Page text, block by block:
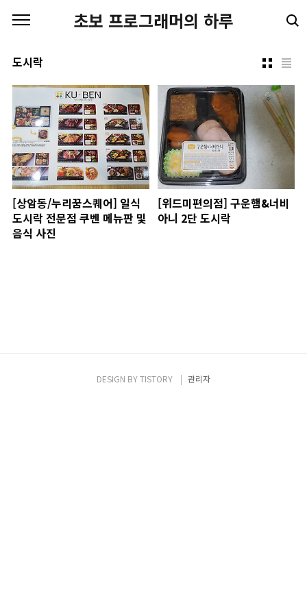
초보 프로그래머의 하루
도시락
[상암동/누리꿈스퀘어] 일식
도시락 전문점 쿠벤 메뉴판 및
음식 사진
[위드미편의점] 구운햄&너비
아니 2단 도시락
DESIGN BYTISTORY 관리자